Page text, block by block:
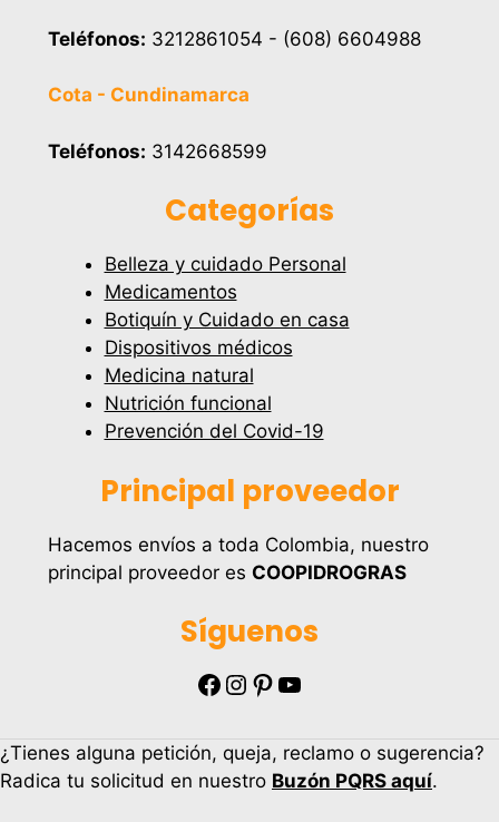
Teléfonos: 3212861054 - (608) 6604988
Cota - Cundinamarca
Teléfonos: 3142668599
Categorías
Belleza y cuidado Personal
Medicamentos
Botiquín y Cuidado en casa
Dispositivos médicos
Medicina natural
Nutrición funcional
Prevención del Covid-19
Principal proveedor
Hacemos envíos a toda Colombia, nuestro
principal proveedor es COOPIDROGRAS
Síguenos
Facebook Instagram Pinterest YouTube
¿Tienes alguna petición, queja, reclamo o sugerencia?
Radica tu solicitud en nuestro Buzón PQRS aquí.